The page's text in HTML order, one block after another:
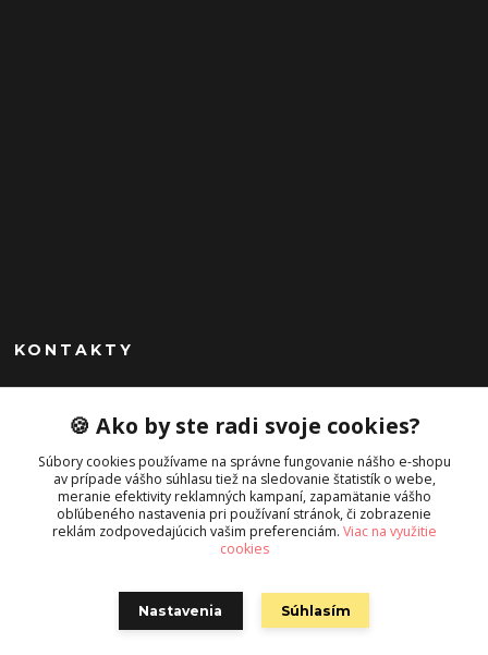
KONTAKTY
Peknekabelky.sk
+421 949747302
Po-Pia 10-16
info@peknekabelky.sk
🍪 Ako by ste radi svoje cookies?
Súbory cookies používame na správne fungovanie nášho e-shopu
av prípade vášho súhlasu tiež na sledovanie štatistík o webe,
meranie efektivity reklamných kampaní, zapamätanie vášho
obľúbeného nastavenia pri používaní stránok, či zobrazenie
reklám zodpovedajúcich vašim preferenciám. Viac na využitie
cookies
Nastavenia Súhlasím